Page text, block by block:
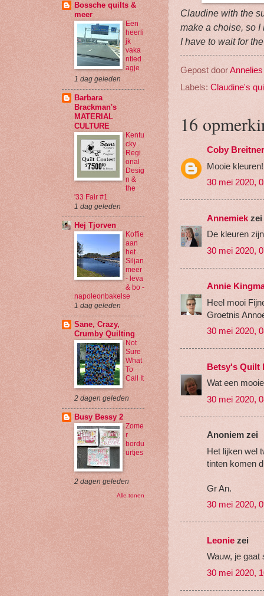
Claudine with the
make a choise, so
I have to wait for
Gepost doorAnnelies
Labels: Claudine's
16
Coby Breitner
Mooie kleuren!
30 mei 2020,
Annemiek zei
De kleuren
30 mei 2020,
Annie
Heel mooi
Groetnis
30 mei 2020,
Betsy's Quilt
Wat een
30 mei 2020,
Anoniem zei
Het lijken wel
tinten komen
Gr An.
30 mei 2020,
Leonie zei
Wauw, je gaat
30 mei 2020,
Bossche quilts &
meer
Een
heerli
jk
vaka
ntied
agje
1 dag geleden
Barbara
Brackman's
MATERIAL
CULTURE
Kentu
cky
Regi
onal
Desig
n &
the
'33 Fair #1
1 dag geleden
Hej Tjorven
Koffie
aan
het
Siljan
meer
- leva
& bo -
napoleonbakelse
1 dag geleden
Sane, Crazy,
Crumby Quilting
Not
Sure
What
To
Call It
2 dagen geleden
Busy Bessy 2
Zome
r
bordu
urtjes
2 dagen geleden
Alle tonen